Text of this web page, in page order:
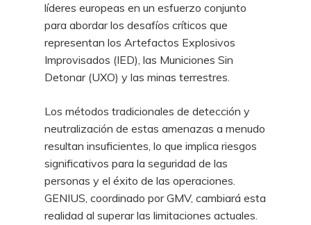
líderes europeas en un esfuerzo conjunto
para abordar los desafíos críticos que
representan los Artefactos Explosivos
Improvisados (IED), las Municiones Sin
Detonar (UXO) y las minas terrestres.
Los métodos tradicionales de detección y
neutralización de estas amenazas a menudo
resultan insuficientes, lo que implica riesgos
significativos para la seguridad de las
personas y el éxito de las operaciones.
GENIUS, coordinado por GMV, cambiará esta
realidad al superar las limitaciones actuales.